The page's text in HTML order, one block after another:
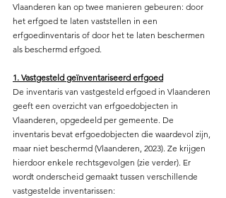
Vlaanderen kan op twee manieren gebeuren: door
het erfgoed te laten vaststellen in een
erfgoedinventaris of door het te laten beschermen
als beschermd erfgoed.
1. Vastgesteld geïnventariseerd erfgoed
De inventaris van vastgesteld erfgoed in Vlaanderen
geeft een overzicht van erfgoedobjecten in
Vlaanderen, opgedeeld per gemeente. De
inventaris bevat erfgoedobjecten die waardevol zijn,
maar niet beschermd (Vlaanderen, 2023). Ze krijgen
hierdoor enkele rechtsgevolgen (zie verder). Er
wordt onderscheid gemaakt tussen verschillende
vastgestelde inventarissen: